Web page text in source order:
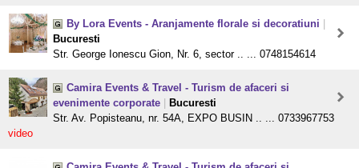
By Lora Events - Aranjamente florale si decoratiuni
Bucuresti
Str. George Ionescu Gion, Nr. 6, sector .. ... 0748154614
Camira Events & Travel - Turism de afaceri si
evenimente corporate
Bucuresti
Str. Av. Popisteanu, nr. 54A, EXPO BUSIN .. ... 0733967753
video